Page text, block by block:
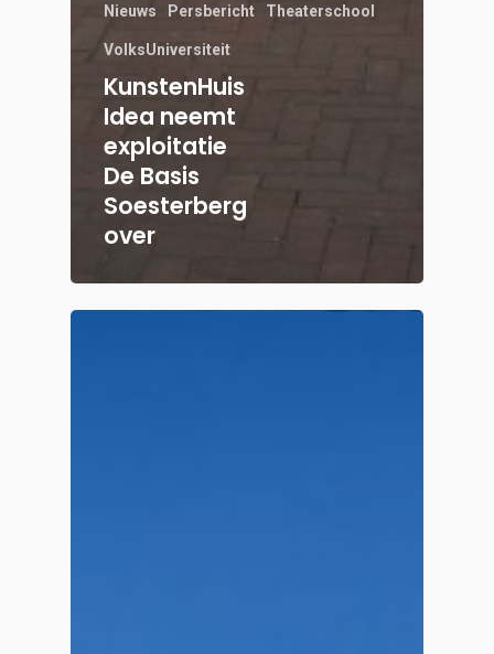
Nieuws Persbericht Theaterschool
VolksUniversiteit
KunstenHuis
Idea neemt
exploitatie
De Basis
Soesterberg
over